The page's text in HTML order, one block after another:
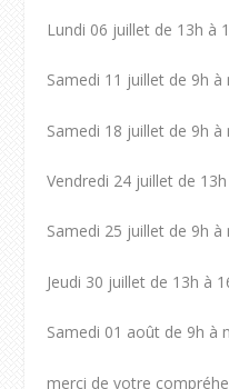
Lundi 06 juillet de 13h à
Samedi 11 juillet de 9h à
Samedi 18 juillet de 9h à
Vendredi 24 juillet de
Samedi 25 juillet de 9h à
Jeudi 30 juillet de 13h à
Samedi 01 août de 9h à
merci de votre